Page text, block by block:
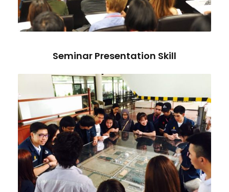
Seminar Presentation Skill